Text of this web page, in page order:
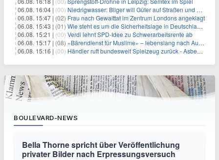
06.08. 16:04 | (00) Niedrigwasser: Bilger will Güter auf Straßen und Schienen bringen
06.08. 15:47 | (02) Frau nach Gewalttat im Zentrum Londons angeklagt
06.08. 15:43 | (01) Wie steht es um die Sicherheitslage in Deutschland?
06.08. 15:21 | (00) Verdi lehnt SPD-Idee zu Schwerarbeitsrente ab
06.08. 15:17 | (08) «Bärendienst für Muslime» – lebenslang nach Auto-Anschlag
06.08. 15:16 | (00) Händler ruft bundesweit Spielzeug zurück - Asbestverdacht
BOULEVARD-NEWS
Bella Thorne spricht über Veröffentlichung
privater Bilder nach Erpressungsversuch